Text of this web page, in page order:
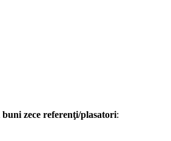
buni zece referenţi/plasatori: